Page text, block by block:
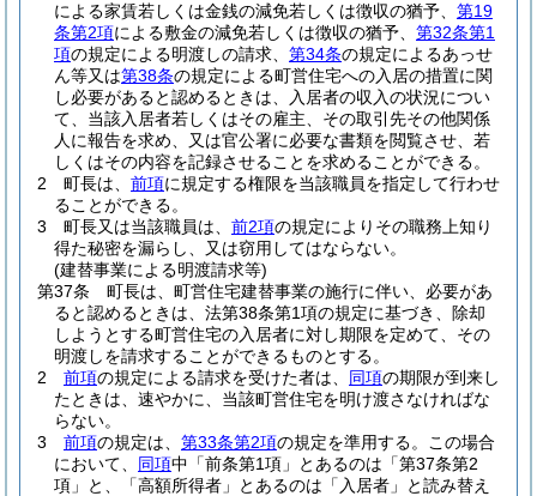
による家賃若しくは金銭の減免若しくは徴収の猶予、 第19
条第2項による敷金の減免若しくは徴収の猶予、 第32条第1
項の規定による明渡しの請求、 第34条の規定によるあっせ
ん等又は第38条の規定による町営住宅への入居の措置に関
し必要があると認めるときは、入居者の収入の状況につい
て、当該入居者若しくはその雇主、その取引先その他関係
人に報告を求め、又は官公署に必要な書類を閲覧させ、若
しくはその内容を記録させることを求めることができる。
2
町長は、 前項に規定する権限を当該職員を指定して行わせ
ることができる。
3
町長又は当該職員は、 前2項の規定によりその職務上知り
得た秘密を漏らし、又は窃用してはならない。
(建替事業による明渡請求等)
第37条
町長は、町営住宅建替事業の施行に伴い、必要があ
ると認めるときは、法第38条第1項の規定に基づき、除却
しようとする町営住宅の入居者に対し期限を定めて、その
明渡しを請求することができるものとする。
2
前項の規定による請求を受けた者は、 同項の期限が到来し
たときは、速やかに、当該町営住宅を明け渡さなければな
らない。
3
前項の規定は、 第33条第2項の規定を準用する。
この場合
において、 同項中「前条第1項」とあるのは「第37条第2
項」と、「高額所得者」とあるのは「入居者」と読み替え